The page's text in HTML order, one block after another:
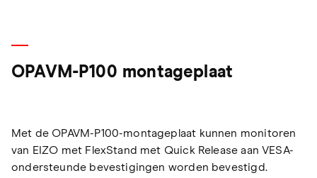
OPAVM-P100 montageplaat
Met de OPAVM-P100-montageplaat kunnen monitoren
van EIZO met FlexStand met Quick Release aan VESA-
ondersteunde bevestigingen worden bevestigd.